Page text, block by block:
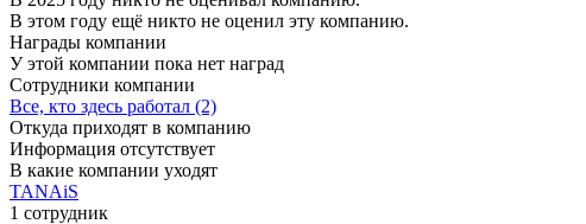
В этом году ещё никто не оценил эту компанию.
Награды компании
У этой компании пока нет наград
Сотрудники компании
Все, кто здесь работал (2)
Откуда приходят в компанию
Информация отсутствует
В какие компании уходят
TANAiS
1 сотрудник